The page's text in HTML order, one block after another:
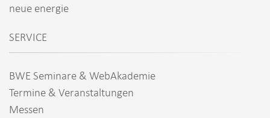
neue energie
SERVICE
BWE Seminare & WebAkademie
Termine & Veranstaltungen
Messen